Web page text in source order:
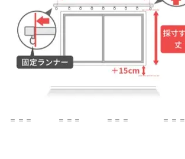
＝＝＝ ＝＝＝ ＝＝＝ ＝＝＝